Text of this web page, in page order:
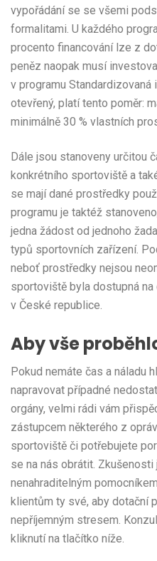
vypořádání se se všemi
formalitami. U každého
procento financování lze z
peněz naopak musí
v programu Standardizovaná
otevřený, platí tento poměr:
minimálně 30 % vlastních
Dále jsou stanoveny určitou
konkrétního sportoviště a
se mají dané prostředky
programu je taktéž
jedna žádost od jednoho
typů sportovních zařízení.
neboť prostředky nejsou
sportoviště byla dostupná
v České republice.
Aby vše
Pokud nemáte čas a náladu
napravovat případné
orgány, velmi rádi vám
zástupcem některého z
sportoviště či potřebujete
se na nás obrátit.
nenahraditelným
klientům ty své, aby dotační
nepříjemným stresem.
kliknutí na tlačítko níže.